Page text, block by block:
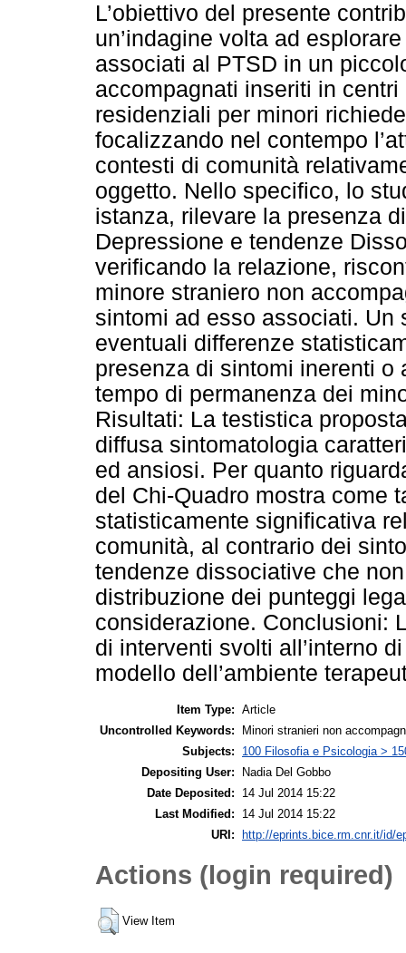
L’obiettivo del presente
un’indagine volta ad
associati al PTSD in un
accompagnati inseriti in
residenziali per minori
focalizzando nel contempo
contesti di comunità
oggetto. Nello specifico, lo
istanza, rilevare la presenza
Depressione e tendenze
verificando la relazione,
minore straniero non
sintomi ad esso associati. Un
eventuali differenze
presenza di sintomi inerenti
tempo di permanenza dei
Risultati: La testistica
diffusa sintomatologia
ed ansiosi. Per quanto
del Chi-Quadro mostra come
statisticamente significativa
comunità, al contrario dei
tendenze dissociative che
distribuzione dei punteggi
considerazione. Conclusioni:
di interventi svolti all’interno
modello dell’ambiente
Item Type: Article
Uncontrolled Keywords:
Minori stranieri non
Subjects:
100 Filosofia e Psicologia >
Depositing User:
Nadia Del Gobbo
Date Deposited:
14 Jul 2014 15:22
Last Modified:
14 Jul 2014 15:22
URI:
http://eprints.bice.rm.cnr.it/id/
Actions (login required)
View Item